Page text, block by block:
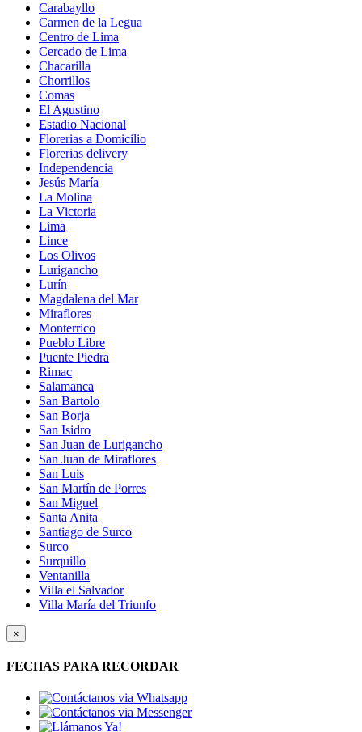
Carabayllo
Carmen de la Legua
Centro de Lima
Cercado de Lima
Chacarilla
Chorrillos
Comas
El Agustino
Estadio Nacional
Florerias a Domicilio
Florerias delivery
Independencia
Jesús María
La Molina
La Victoria
Lima
Lince
Los Olivos
Lurigancho
Lurín
Magdalena del Mar
Miraflores
Monterrico
Pueblo Libre
Puente Piedra
Rimac
Salamanca
San Bartolo
San Borja
San Isidro
San Juan de Lurigancho
San Juan de Miraflores
San Luis
San Martín de Porres
San Miguel
Santa Anita
Santiago de Surco
Surco
Surquillo
Ventanilla
Villa el Salvador
Villa María del Triunfo
×
FECHAS PARA RECORDAR